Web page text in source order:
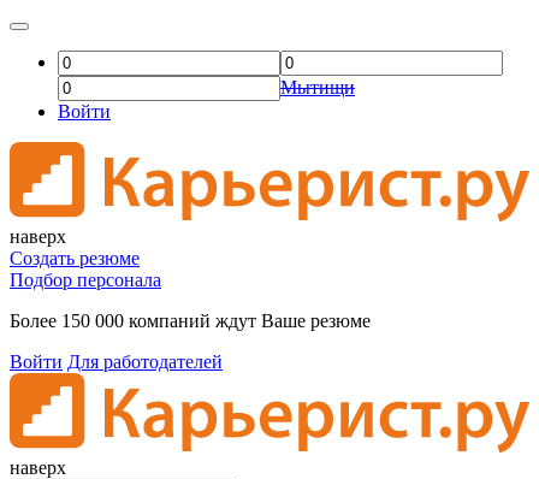
Мытищи
Войти
наверх
Создать резюме
Подбор персонала
Более 150 000 компаний ждут Ваше резюме
Войти Для работодателей
наверх